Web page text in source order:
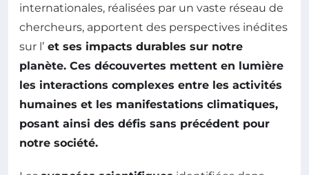
internationales, réalisées par un vaste réseau de
chercheurs, apportent des perspectives inédites
sur l’ et ses impacts durables sur notre
planète. Ces découvertes mettent en lumière
les interactions complexes entre les activités
humaines et les manifestations climatiques,
posant ainsi des défis sans précédent pour
notre société.